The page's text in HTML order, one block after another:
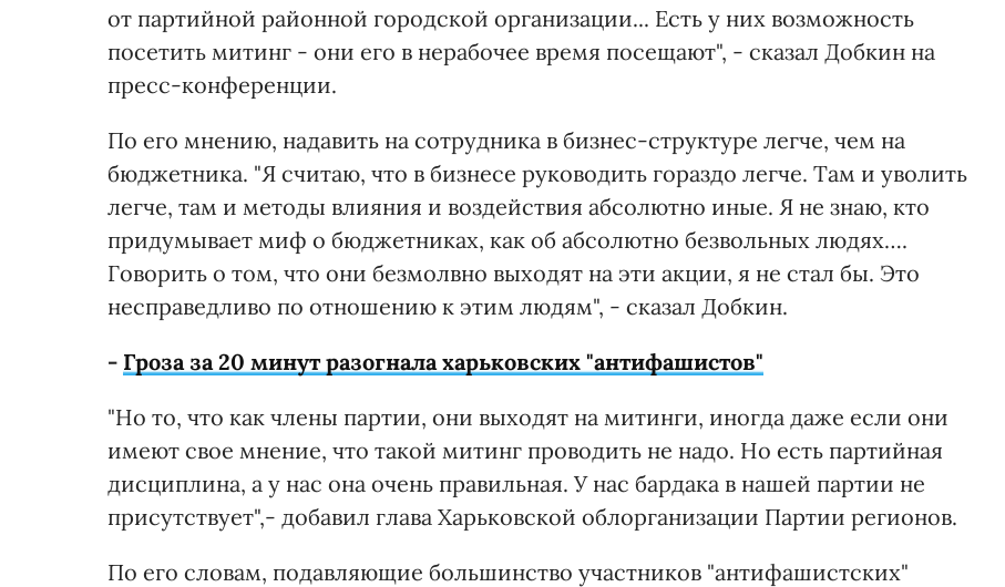
от партийной районной городской организации... Есть у них возможность
посетить митинг - они его в нерабочее время посещают", - сказал Добкин на
пресс-конференции.
По его мнению, надавить на сотрудника в бизнес-структуре легче, чем на
бюджетника. "Я считаю, что в бизнесе руководить гораздо легче. Там и уволить
легче, там и методы влияния и воздействия абсолютно иные. Я не знаю, кто
придумывает миф о бюджетниках, как об абсолютно безвольных людях….
Говорить о том, что они безмолвно выходят на эти акции, я не стал бы. Это
несправедливо по отношению к этим людям", - сказал Добкин.
- Гроза за 20 минут разогнала харьковских "антифашистов"
"Но то, что как члены партии, они выходят на митинги, иногда даже если они
имеют свое мнение, что такой митинг проводить не надо. Но есть партийная
дисциплина, а у нас она очень правильная. У нас бардака в нашей партии не
присутствует",- добавил глава Харьковской облорганизации Партии регионов.
По его словам, подавляющие большинство участников "антифашистских"